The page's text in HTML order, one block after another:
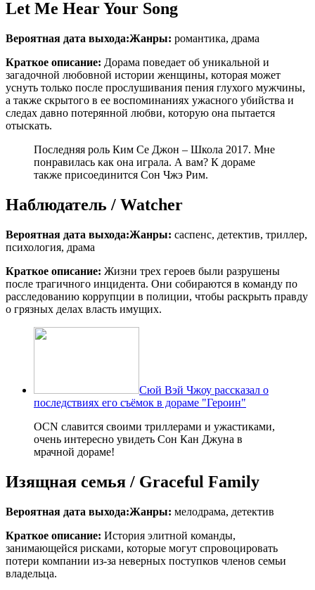
Let Me Hear Your Song
Вероятная дата выхода:Жанры: романтика, драма
Краткое описание: Дорама поведает об уникальной и
загадочной любовной истории женщины, которая может
уснуть только после прослушивания пения глухого мужчины,
а также скрытого в ее воспоминаниях ужасного убийства и
следах давно потерянной любви, которую она пытается
отыскать.
Последняя роль Ким Се Джон – Школа 2017. Мне
понравилась как она играла. А вам? К дораме
также присоединится Сон Чжэ Рим.
Наблюдатель / Watcher
Вероятная дата выхода:Жанры: саспенс, детектив, триллер,
психология, драма
Краткое описание: Жизни трех героев были разрушены
после трагичного инцидента. Они собираются в команду по
расследованию коррупции в полиции, чтобы раскрыть правду
о грязных делах власть имущих.
Сюй Вэй Чжоу рассказал о
последствиях его съёмок в дораме "Героин"
OCN славится своими триллерами и ужастиками,
очень интересно увидеть Сон Кан Джуна в
мрачной дораме!
Изящная семья / Graceful Family
Вероятная дата выхода:Жанры: мелодрама, детектив
Краткое описание: История элитной команды,
занимающейся рисками, которые могут спровоцировать
потери компании из-за неверных поступков членов семьи
владельца.